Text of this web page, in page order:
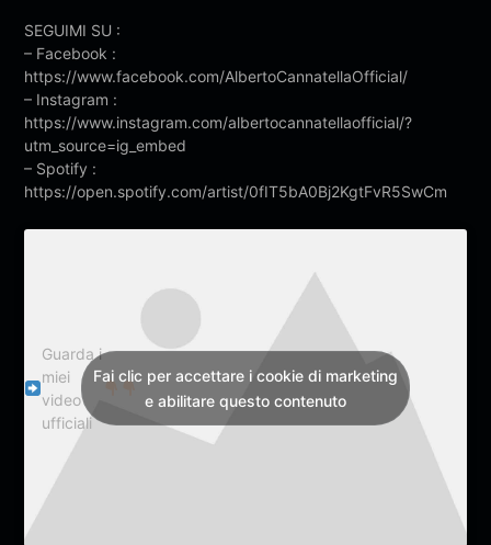
SEGUIMI SU :
– Facebook :
https://www.facebook.com/AlbertoCannatellaOfficial/
– Instagram :
https://www.instagram.com/albertocannatellaofficial/?
utm_source=ig_embed
– Spotify :
https://open.spotify.com/artist/0fIT5bA0Bj2KgtFvR5SwCm
Guarda i
miei
video
ufficiali
Fai clic per accettare i cookie di marketing
e abilitare questo contenuto